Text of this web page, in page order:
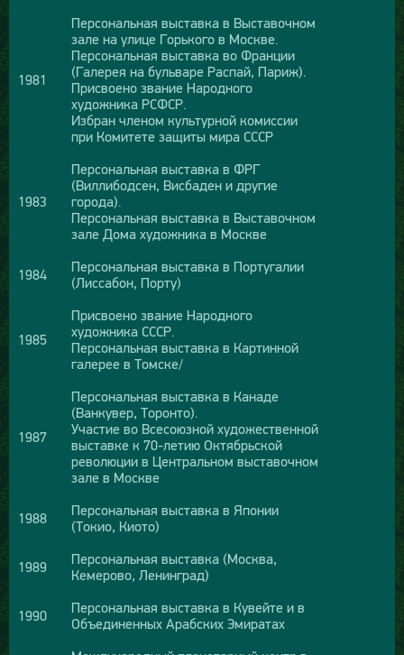
1981
Персональная выставка в Выставочном
зале на улице Горького в Москве.
Персональная выставка во Франции
(Галерея на бульваре Распай, Париж).
Присвоено звание Народного
художника РСФСР.
Избран членом культурной комиссии
при Комитете защиты мира СССР
1983
Персональная выставка в ФРГ
(Виллибодсен, Висбаден и другие
города).
Персональная выставка в Выставочном
зале Дома художника в Москве
1984
Персональная выставка в Португалии
(Лиссабон, Порту)
1985
Присвоено звание Народного
художника СССР.
Персональная выставка в Картинной
галерее в Томске/
1987
Персональная выставка в Канаде
(Ванкувер, Торонто).
Участие во Всесоюзной художественной
выставке к 70-летию Октябрьской
революции в Центральном выставочном
зале в Москве
1988
Персональная выставка в Японии
(Токио, Киото)
1989
Персональная выставка (Москва,
Кемерово, Ленинград)
1990
Персональная выставка в Кувейте и в
Объединенных Арабских Эмиратах